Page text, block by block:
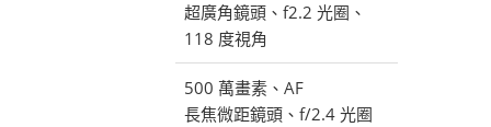
超廣角鏡頭、f2.2 光圈、
118 度視角
500 萬畫素、AF
長焦微距鏡頭、f/2.4 光圈